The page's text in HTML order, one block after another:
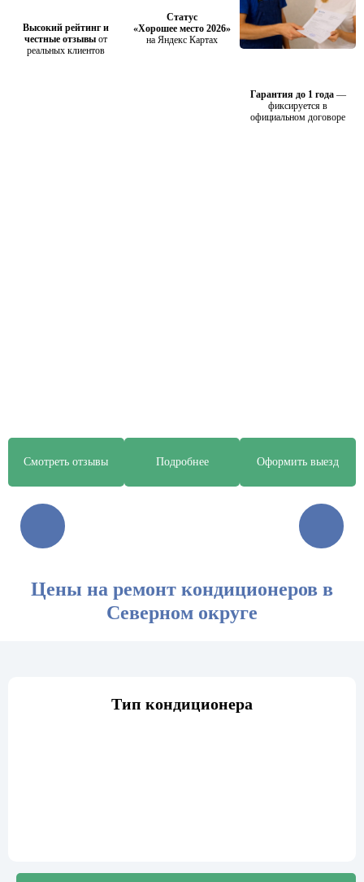
Высокий рейтинг и
честные отзывы от
реальных клиентов
Смотреть отзывы
Статус
«Хорошее место 2026»
на Яндекс Картах
Подробнее
Гарантия до 1 года—
фиксируется в
официальном договоре
Оформить выезд
Цены на ремонт кондиционеров в
Северном округе
Тип кондиционера